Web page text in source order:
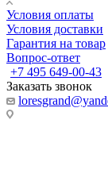
Условия оплаты
Условия доставки
Гарантия на товар
Вопрос-ответ
+7 495 649-00-43
Заказать звонок